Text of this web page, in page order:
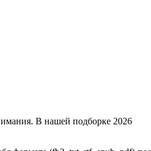
В нашей подборке 2026